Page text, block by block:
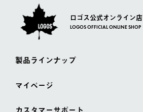
ロゴス公式オンライン店
LOGOS OFFICIAL ONLINE SHOP
製品ラインナップ
マイページ